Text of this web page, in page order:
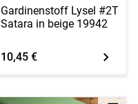
Gardinenstoff Lysel #2T
Satara in beige 19942
10,45 €